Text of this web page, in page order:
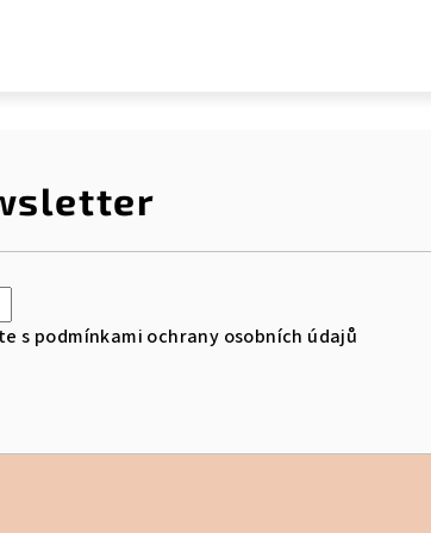
s podmínkami ochrany osobních údajů